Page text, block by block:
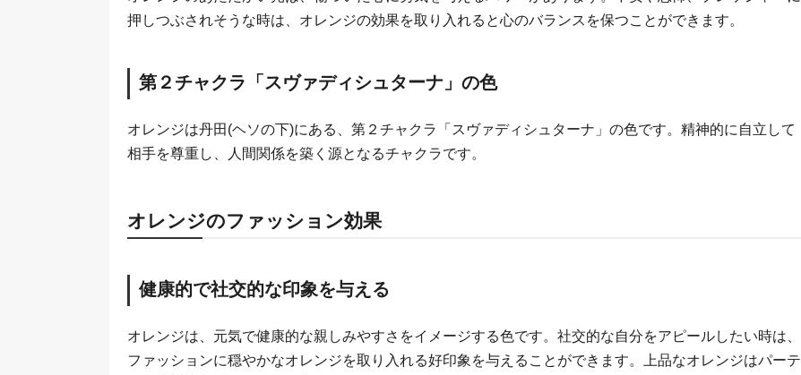
押しつぶされそうな時は、オレンジの効果を取り入れると心のバランスを保つことができます。
第２チャクラ「スヴァディシュターナ」の色
オレンジは丹田(ヘソの下)にある、第２チャクラ「スヴァディシュターナ」の色です。精神的に自立して
相手を尊重し、人間関係を築く源となるチャクラです。
オレンジのファッション効果
健康的で社交的な印象を与える
オレンジは、元気で健康的な親しみやすさをイメージする色です。社交的な自分をアピールしたい時は、
ファッションに穏やかなオレンジを取り入れる好印象を与えることができます。上品なオレンジはパーテ